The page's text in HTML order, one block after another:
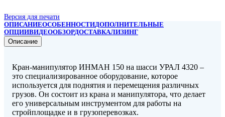
Версия для печати
ОПИСАНИЕОСОБЕННОСТИДОПОЛНИТЕЛЬНЫЕ
ОПЦИИВИДЕООБЗОРДОСТАВКАЛИЗИНГ
Описание
Кран-манипулятор ИНМАН 150 на шасси УРАЛ 4320 –
это специализированное оборудование, которое
используется для поднятия и перемещения различных
грузов. Он состоит из крана и манипулятора, что делает
его универсальным инструментом для работы на
стройплощадке и в грузоперевозках.